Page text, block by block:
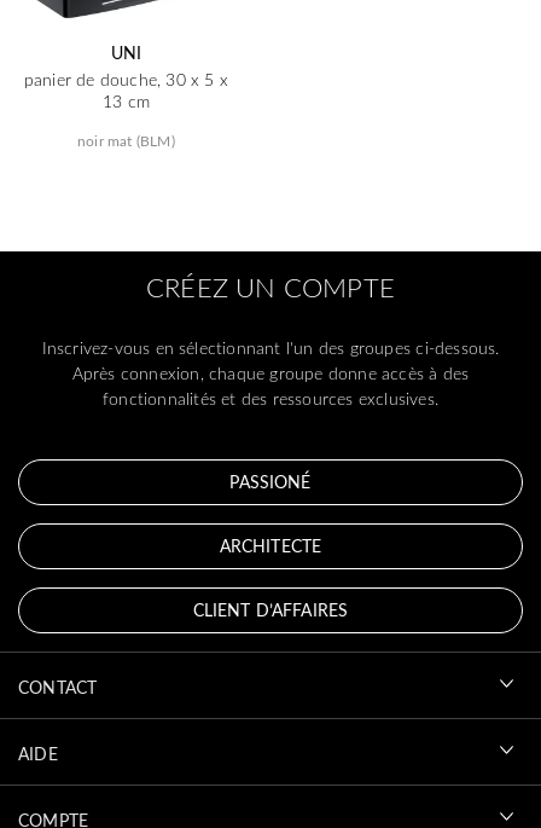
UNI
panier de douche, 30 x 5 x
13 cm
noir mat (BLM)
CRÉEZ UN COMPTE
Inscrivez-vous en sélectionnant l'un des groupes ci-dessous.
Après connexion, chaque groupe donne accès à des
fonctionnalités et des ressources exclusives.
PASSIONÉ
ARCHITECTE
CLIENT D’AFFAIRES
CONTACT
AIDE
COMPTE